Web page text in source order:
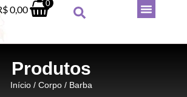
0,00
0
Produtos
Início/ Corpo/ Barba